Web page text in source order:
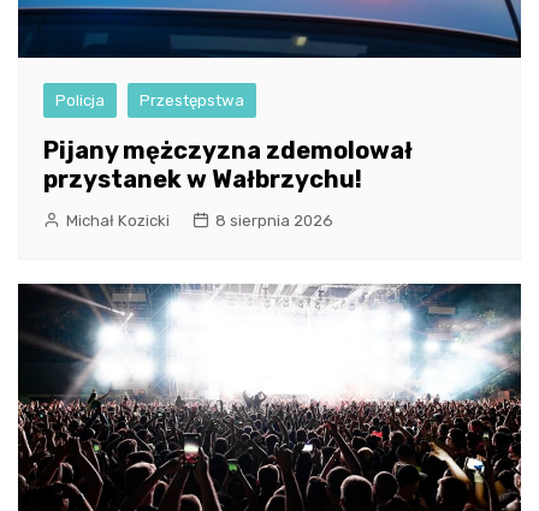
Policja Przestępstwa
Pijany mężczyzna zdemolował
przystanek w Wałbrzychu!
Michał Kozicki 8 sierpnia 2026